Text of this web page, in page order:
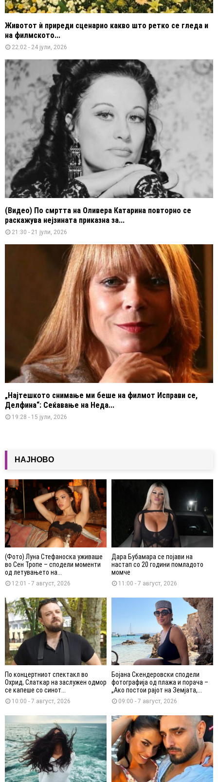
Животот ѝ приреди сценарио какво што ретко се гледа и
на филмското...
22:02 - 24 јули, 2026
(Видео) По смртта на Оливера Катарина повторно се
раскажува нејзината приказна за...
21:30 - 21 јули, 2026
„Најтешкото снимање ми беше на филмот Исправи се,
Делфина“: Сеќавање на Неда...
19:28 - 15 јули, 2026
НАЈНОВО
(Фото) Луна Стефаноска уживаше
во Сен Тропе – сподели моменти
од летувањето на...
12:01 - 7 август, 2026
Дара Бубамара се појави на
настап со 20 години помладото
момче
11:00 - 7 август, 2026
По концертниот спектакл во
Охрид, Слаткар на заслужен одмор
се капеше со синот...
10:00 - 7 август, 2026
Бојана Скендеровски сподели
фотографија од плажа и порача –
„Ако постои рајот на Земјата,...
09:00 - 7 август, 2026